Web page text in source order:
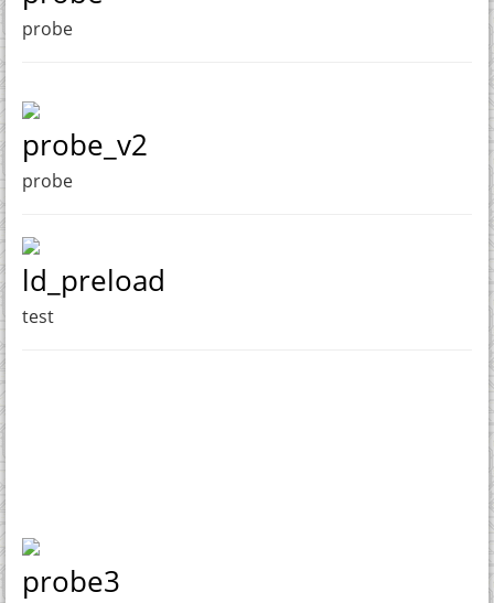
probe
probe_v2
probe
ld_preload
test
probe3